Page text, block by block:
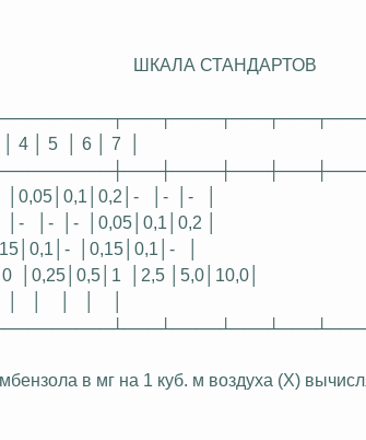
ШКАЛА СТАНДАРТОВ
│ 4 │ 5 │ 6 │ 7
│0,05│0,1│0,2│- │- │-
│- │- │-
│0,05│0,1│0,2 │
│0,15│0,1│-
│0 │0,25│0,5│1
│2,5 │5,0│10,0│
в мг на 1 куб. м воздуха (X)